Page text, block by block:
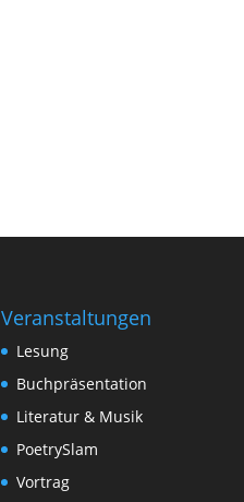
Veranstaltungen
Lesung
Buchpräsentation
Literatur & Musik
PoetrySlam
Vortrag